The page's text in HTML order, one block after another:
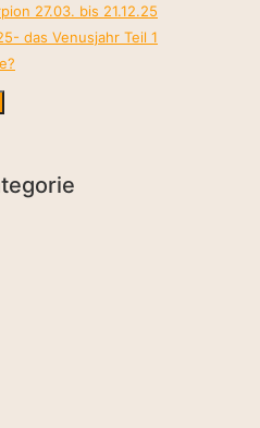
27.03. bis 21.12.25
das Venusjahr Teil 1